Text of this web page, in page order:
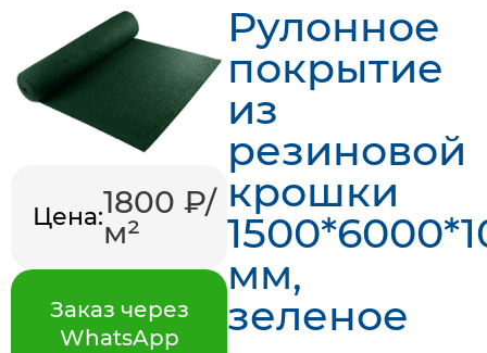
Цена:1800 ₽/
м²
Заказ через
WhatsApp
Рулонное
покрытие
из
резиновой
крошки
мм,
зеленое